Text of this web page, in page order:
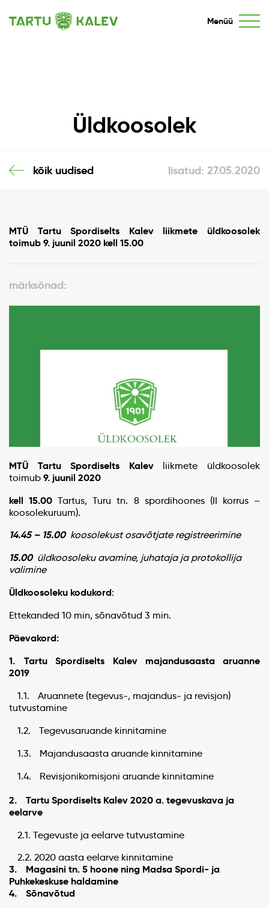
Menüü
Üldkoosolek
kõik uudised lisatud: 27.05.2020
MTÜ Tartu Spordiselts Kalev liikmete üldkoosolek
toimub9. juunil 2020 kell 15.00
märksõnad:
MTÜ Tartu Spordiselts Kalev liikmete üldkoosolek
toimub 9. juunil 2020
kell 15.00 Tartus, Turu tn. 8 spordihoones (II korrus –
koosolekuruum).
14.45 – 15.00koosolekust osavõtjate registreerimine
15.00 üldkoosoleku avamine, juhataja ja protokollija
valimine
Üldkoosoleku kodukord:
Ettekanded 10 min, sõnavõtud 3 min.
Päevakord:
1. Tartu Spordiselts Kalev majandusaasta aruanne
2019
1.1. Aruannete (tegevus-, majandus- ja revisjon)
tutvustamine
1.2. Tegevusaruande kinnitamine
1.3. Majandusaasta aruande kinnitamine
1.4. Revisjonikomisjoni aruande kinnitamine
2. Tartu Spordiselts Kalev 2020 a. tegevuskava ja
eelarve
2.1. Tegevuste ja eelarve tutvustamine
2.2. 2020 aasta eelarve kinnitamine
3. Magasini tn. 5 hoone ning Madsa Spordi- ja
Puhkekeskuse haldamine
4. Sõnavõtud